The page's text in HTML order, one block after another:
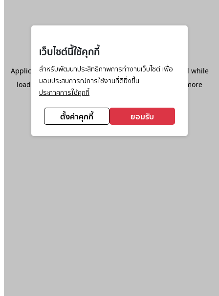
เว็บไซต์นี้ใช้คุกกี้
สำหรับพัฒนาประสิทธิภาพการทำงานเว็บไซต์ เพื่อ
มอบประสบการณ์การใช้งานที่ดียิ่งขึ้น
ประกาศการใช้คุกกี้
ตั้งค่าคุกกี้ ยอมรับ
Application error: aclient-side exception has occurred while
loadingwww.ktc.co.th(see the browser console
for more
information).